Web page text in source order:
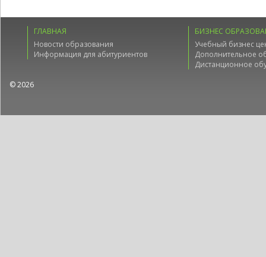
ГЛАВНАЯ
Новости образования
Информация для абитуриентов
БИЗНЕС
Учебный бизнес
Дополнительное
Дистанционное
© 2026